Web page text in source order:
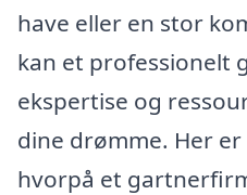
have eller en stor
kan et professionelt
ekspertise og
dine drømme. Her
hvorpå et